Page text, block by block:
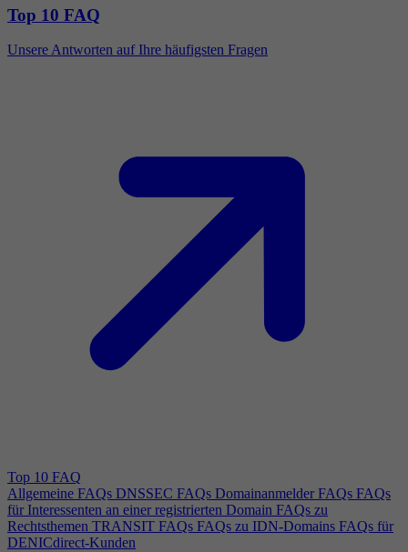
Top 10 FAQ
Unsere Antworten auf Ihre häufigsten Fragen
Top 10 FAQ
Allgemeine FAQs DNSSEC FAQs Domainanmelder FAQs FAQs
für Interessenten an einer registrierten Domain FAQs zu
Rechtsthemen TRANSIT FAQs FAQs zu IDN-Domains FAQs für
DENICdirect-Kunden